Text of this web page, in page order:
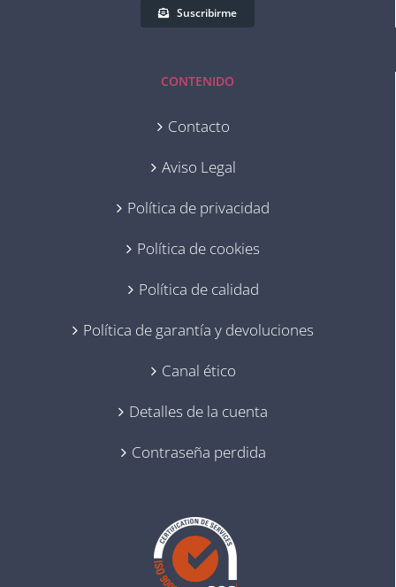
Suscribirme
CONTENIDO
Contacto
Aviso Legal
Política de privacidad
Política de cookies
Política de calidad
Política de garantía y devoluciones
Canal ético
Detalles de la cuenta
Contraseña perdida